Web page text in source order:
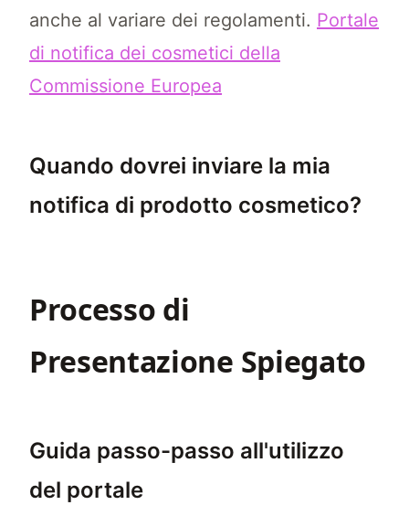
anche al variare dei regolamenti. Portale
di notifica dei cosmetici della
Commissione Europea
Quando dovrei inviare la mia
notifica di prodotto cosmetico?
Processo di
Presentazione Spiegato
Guida passo-passo all'utilizzo
del portale